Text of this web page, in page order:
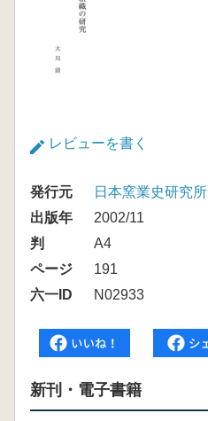
レビューを書く
発行元
日本窯業史研究所
出版年
2002/11
判
A4
ページ
191
六一ID
N02933
新刊・電子書籍